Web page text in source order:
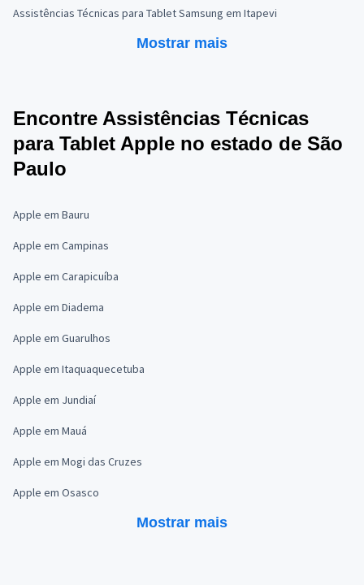
Assistências Técnicas para Tablet Samsung em Itapevi
Mostrar mais
Encontre Assistências Técnicas
para Tablet Apple no estado de São
Paulo
Apple em Bauru
Apple em Campinas
Apple em Carapicuíba
Apple em Diadema
Apple em Guarulhos
Apple em Itaquaquecetuba
Apple em Jundiaí
Apple em Mauá
Apple em Mogi das Cruzes
Apple em Osasco
Mostrar mais